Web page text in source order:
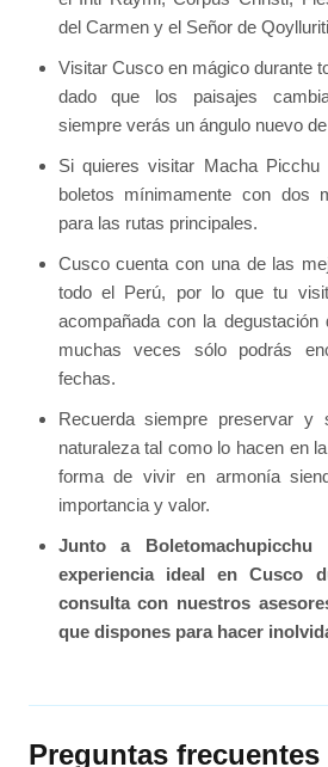
del Carmen y el Señor de
Visitar Cusco en mágico durante
dado que los paisajes
siempre verás un ángulo nuevo
Si quieres visitar Macha
boletos mínimamente con dos
para las rutas principales.
Cusco cuenta con una de las
todo el Perú, por lo que tu
acompañada con la
muchas veces sólo podrás
fechas.
Recuerda siempre preservar
naturaleza tal como lo hacen en
forma de vivir en armonía
importancia y valor.
Junto a
experiencia ideal en Cusco
consulta con nuestros
que dispones para hacer
Preguntas frecuentes